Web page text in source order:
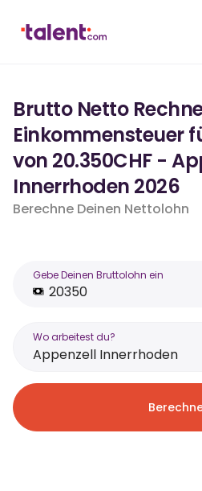
Brutto Netto
Einkommensteuer
von 20.350CHF -
Innerrhoden 2026
Berechne Deinen Nettolohn
Gebe Deinen Bruttolohn ein
Wo arbeitest du?
Appenzell Innerrhoden